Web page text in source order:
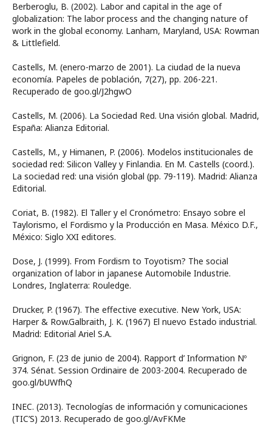
Berberoglu, B. (2002). Labor and capital in the age of
globalization: The labor process and the changing nature of
work in the global economy. Lanham, Maryland, USA: Rowman
& Littlefield.
Castells, M. (enero-marzo de 2001). La ciudad de la nueva
economía. Papeles de población, 7(27), pp. 206-221.
Recuperado de goo.gl/J2hgwO
Castells, M. (2006). La Sociedad Red. Una visión global. Madrid,
España: Alianza Editorial.
Castells, M., y Himanen, P. (2006). Modelos institucionales de
sociedad red: Silicon Valley y Finlandia. En M. Castells (coord.).
La sociedad red: una visión global (pp. 79-119). Madrid: Alianza
Editorial.
Coriat, B. (1982). El Taller y el Cronómetro: Ensayo sobre el
Taylorismo, el Fordismo y la Producción en Masa. México D.F.,
México: Siglo XXI editores.
Dose, J. (1999). From Fordism to Toyotism? The social
organization of labor in japanese Automobile Industrie.
Londres, Inglaterra: Rouledge.
Drucker, P. (1967). The effective executive. New York, USA:
Harper & Row.Galbraith, J. K. (1967) El nuevo Estado industrial.
Madrid: Editorial Ariel S.A.
Grignon, F. (23 de junio de 2004). Rapport d’ Information Nº
374. Sénat. Session Ordinaire de 2003-2004. Recuperado de
goo.gl/bUWfhQ
INEC. (2013). Tecnologías de información y comunicaciones
(TIC’S) 2013. Recuperado de goo.gl/AvFKMe